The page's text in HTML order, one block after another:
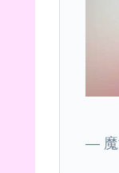
— 魔